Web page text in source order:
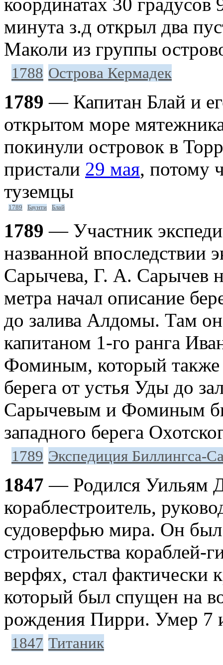
минута з.д открыл два
Маколи из группы
1788 Острова Кермадек
1789 — Капитан Блай и
открытом море
покинули островок в
пристали 29 мая, потому
туземцы
1789 Баунти Блай
1789 — Участник
названной впоследствии
Сарычева, Г. А. Сарычев
метра начал описание
до залива Алдомы. Там
капитаном 1-го ранга
Фоминым, который также
берега от устья Уды до
Сарычевым и Фоминым
западного берега
1789 Экспедиция Биллингса-
1847 — Родился Уильям
кораблестроитель,
судоверфью мира. Он
строительства кораблей-
верфях, стал
который был спущен на
рождения Пирри. Умер 7
1847 Титаник